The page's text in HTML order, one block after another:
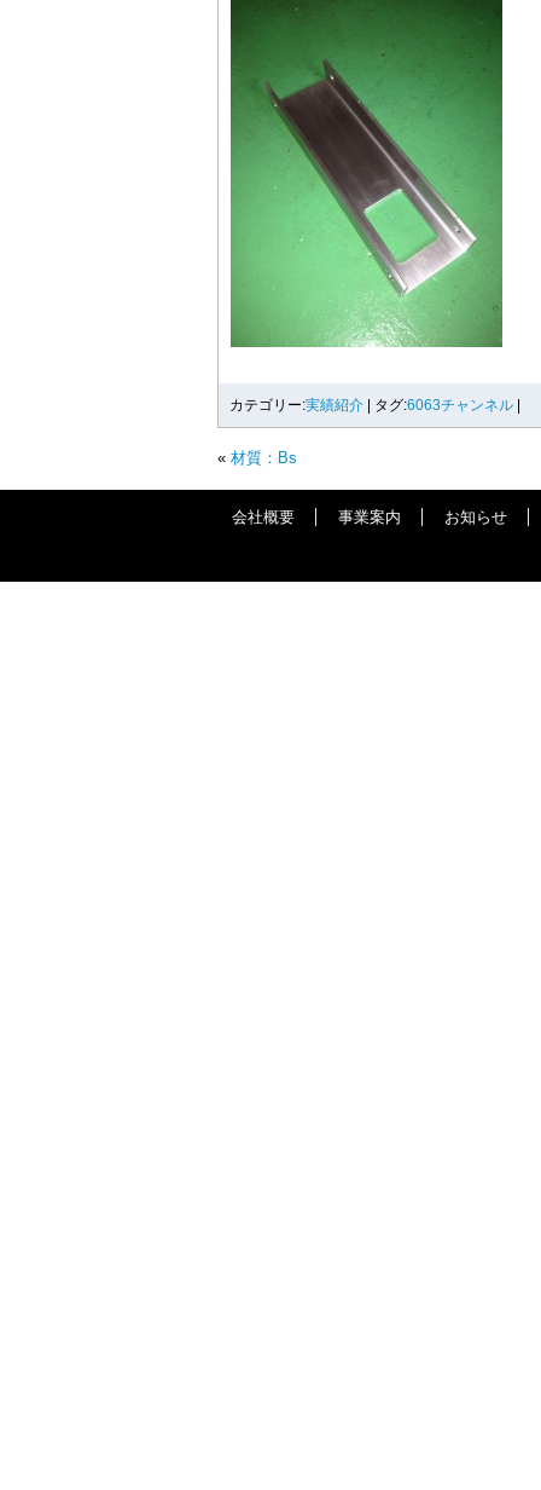
カテゴリー:実績紹介 タグ:6063チャンネル
« 材質：Bs
会社概要 事業案内 お知らせ